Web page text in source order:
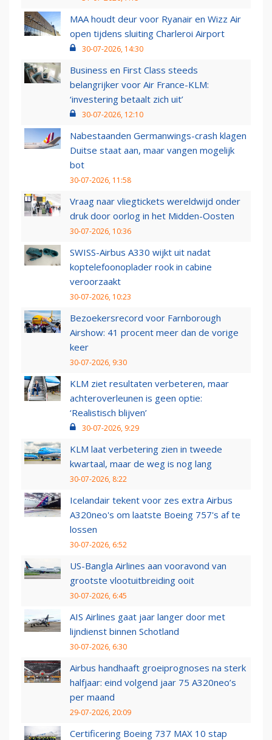
MAA houdt deur voor Ryanair en Wizz Air
open tijdens sluiting Charleroi Airport
30-07-2026, 14:30
Business en First Class steeds
belangrijker voor Air France-KLM:
‘investering betaalt zich uit’
30-07-2026, 12:10
Nabestaanden Germanwings-crash klagen
Duitse staat aan, maar vangen mogelijk
bot
30-07-2026, 11:58
Vraag naar vliegtickets wereldwijd onder
druk door oorlog in het Midden-Oosten
30-07-2026, 10:36
SWISS-Airbus A330 wijkt uit nadat
koptelefoonoplader rook in cabine
veroorzaakt
30-07-2026, 10:23
Bezoekersrecord voor Farnborough
Airshow: 41 procent meer dan de vorige
keer
30-07-2026, 9:30
KLM ziet resultaten verbeteren, maar
achteroverleunen is geen optie:
‘Realistisch blijven’
30-07-2026, 9:29
KLM laat verbetering zien in tweede
kwartaal, maar de weg is nog lang
30-07-2026, 8:22
Icelandair tekent voor zes extra Airbus
A320neo's om laatste Boeing 757's af te
lossen
30-07-2026, 6:52
US-Bangla Airlines aan vooravond van
grootste vlootuitbreiding ooit
30-07-2026, 6:45
AIS Airlines gaat jaar langer door met
lijndienst binnen Schotland
30-07-2026, 6:30
Airbus handhaaft groeiprognoses na sterk
halfjaar: eind volgend jaar 75 A320neo’s
per maand
29-07-2026, 20:09
Certificering Boeing 737 MAX 10 stap